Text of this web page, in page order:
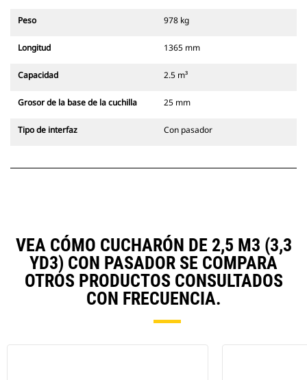
Peso 978 kg
Longitud 1365 mm
Capacidad 2.5 m³
Grosor de la base de la cuchilla 25 mm
Tipo de interfaz Con pasador
VEA CÓMO CUCHARÓN DE 2,5 M3 (3,3
YD3) CON PASADOR SE COMPARA
OTROS PRODUCTOS CONSULTADOS
CON FRECUENCIA.